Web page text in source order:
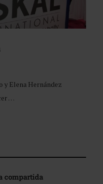
y Elena Hernández
…
compartida